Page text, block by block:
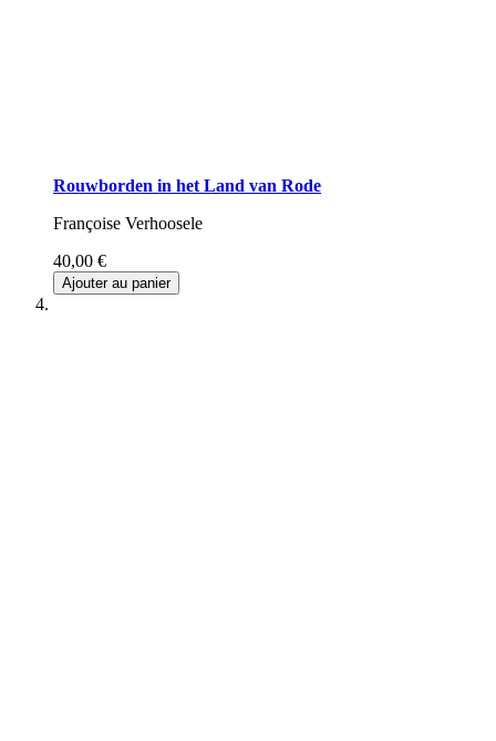
Rouwborden in het Land van Rode
Françoise Verhoosele
40,00 €
Ajouter au panier